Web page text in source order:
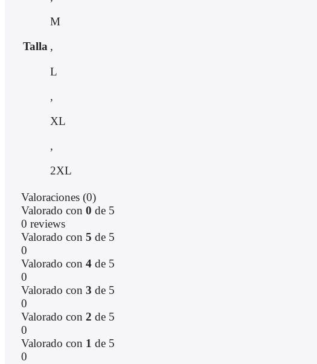
Talla
M
,
L
,
XL
,
2XL
Valoraciones (0)
Valorado con 0 de 5
0 reviews
Valorado con 5 de 5
0
Valorado con 4de 5
0
Valorado con 3 de 5
0
Valorado con 2 de 5
0
Valorado con 1 de 5
0